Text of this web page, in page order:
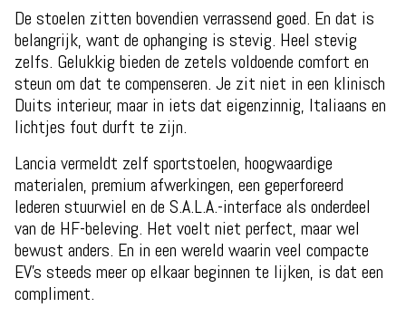
De stoelen zitten bovendien verrassend goed. En dat is
belangrijk, want de ophanging is stevig. Heel stevig
zelfs. Gelukkig bieden de zetels voldoende comfort en
steun om dat te compenseren. Je zit niet in een klinisch
Duits interieur, maar in iets dat eigenzinnig, Italiaans en
lichtjes fout durft te zijn.
Lancia vermeldt zelf sportstoelen, hoogwaardige
materialen, premium afwerkingen, een geperforeerd
lederen stuurwiel en de S.A.L.A.-interface als onderdeel
van de HF-beleving. Het voelt niet perfect, maar wel
bewust anders. En in een wereld waarin veel compacte
EV’s steeds meer op elkaar beginnen te lijken, is dat een
compliment.